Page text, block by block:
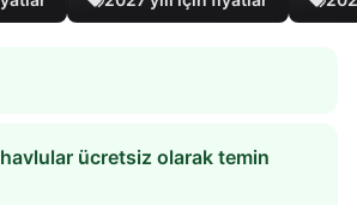
ücretsiz olarak temin